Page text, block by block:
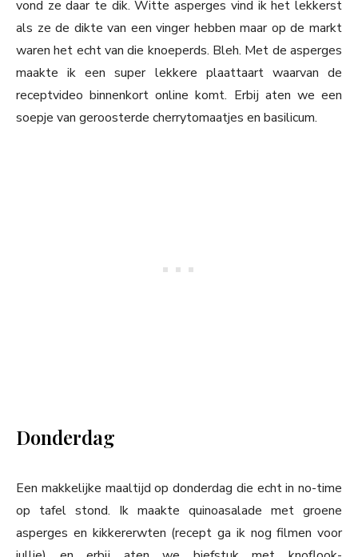
vond ze daar te dik. Witte asperges vind ik het lekkerst
als ze de dikte van een vinger hebben maar op de markt
waren het echt van die knoeperds. Bleh. Met de asperges
maakte ik een super lekkere plaattaart waarvan de
receptvideo binnenkort online komt. Erbij aten we een
soepje van geroosterde cherrytomaatjes en basilicum.
Donderdag
Een makkelijke maaltijd op donderdag die echt in no-time
op tafel stond. Ik maakte quinoasalade met groene
asperges en kikkererwten (recept ga ik nog filmen voor